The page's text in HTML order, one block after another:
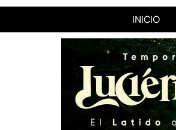
INICIO